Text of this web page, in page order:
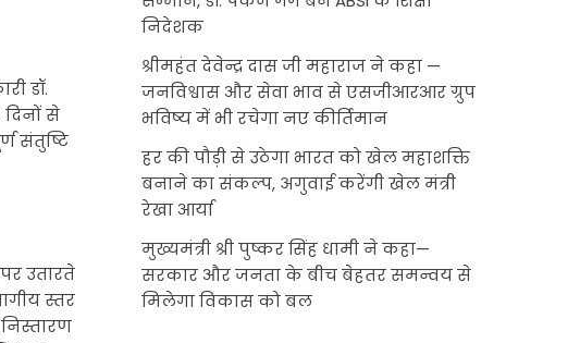
डॉ.
से
संतुष्टि
उतारते
स्तर
निदेशक
श्रीमहंत देवेन्द्र दास जी महाराज ने कहा —
जनविश्वास और सेवा भाव से एसजीआरआर ग्रुप
भविष्य में भी रचेगा नए कीर्तिमान
हर की पौड़ी से उठेगा भारत को खेल महाशक्ति
बनाने का संकल्प, अगुवाई करेंगी खेल मंत्री
रेखा आर्या
मुख्यमंत्री श्री पुष्कर सिंह धामी ने कहा—
सरकार और जनता के बीच बेहतर समन्वय से
मिलेगा विकास को बल